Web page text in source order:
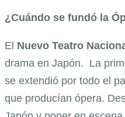
¿Cuándo se fundó la
El Nuevo Teatro
drama en Japón. La
se extendió por todo el
que producían ópera.